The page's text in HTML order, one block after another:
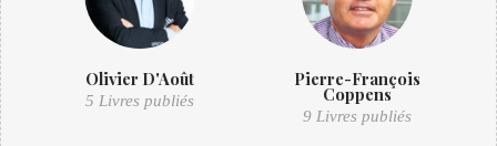
Olivier D'Août
5 Livres publiés
Pierre-François
Coppens
9 Livres publiés